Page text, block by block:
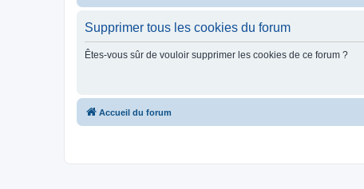
Supprimer tous les cookies du forum
Êtes-vous sûr de vouloir supprimer les cookies de ce forum ?
Accueil du forum